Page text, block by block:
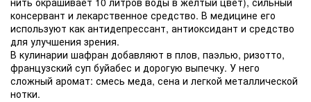
консервант и лекарственное средство. В медицине его
используют как антидепрессант, антиоксидант и средство
для улучшения зрения.
В кулинарии шафран добавляют в плов, паэлью, ризотто,
французский суп буйабес и дорогую выпечку. У него
сложный аромат: смесь меда, сена и легкой металлической
нотки.